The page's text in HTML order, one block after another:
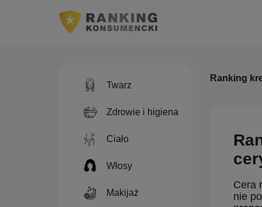
Twarz
Zdrowie i higiena
Ciało
Włosy
Makijaż
Ranking
Cera
nie